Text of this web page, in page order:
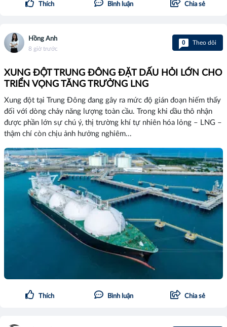
Thích Bình luận Chia sẻ
Hồng Anh
8 giờ trước
0 Theo dõi
XUNG ĐỘT TRUNG ĐÔNG ĐẶT DẤU HỎI LỚN CHO
TRIỂN VỌNG TĂNG TRƯỞNG LNG
Xung đột tại Trung Đông đang gây ra mức độ gián đoạn hiếm thấy
đối với dòng chảy năng lượng toàn cầu. Trong khi dầu thô nhận
được phần lớn sự chú ý, thị trường khí tự nhiên hóa lỏng – LNG –
thậm chí còn chịu ảnh hưởng nghiêm...
Thích Bình luận Chia sẻ